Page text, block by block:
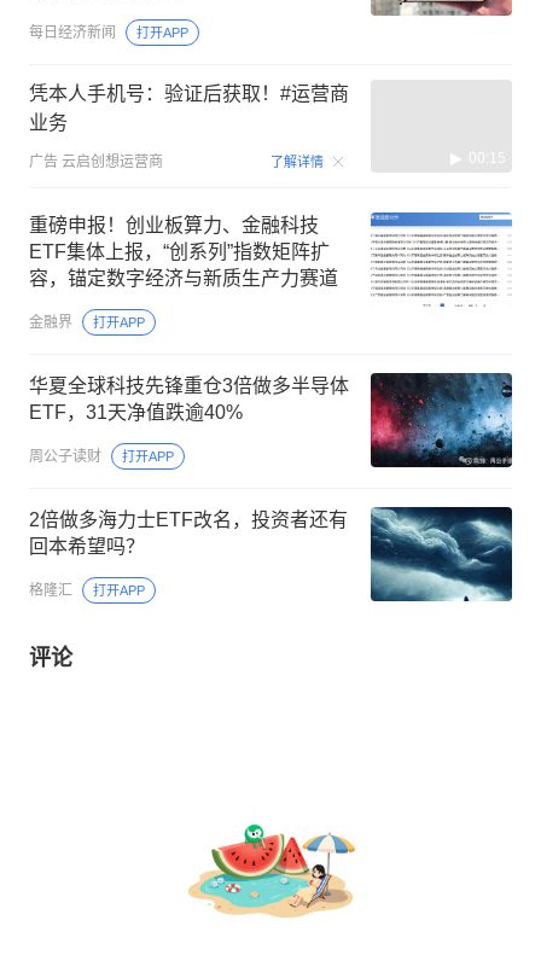
每日经济新闻 打开APP
凭本人手机号：验证后获取！#运营商
业务
广告 云启创想运营商 了解详情 00:15
重磅申报！创业板算力、金融科技
ETF集体上报，“创系列”指数矩阵扩
容，锚定数字经济与新质生产力赛道
金融界 打开APP
华夏全球科技先锋重仓3倍做多半导体
ETF，31天净值跌逾40%
周公子读财 打开APP
2倍做多海力士ETF改名，投资者还有
回本希望吗？
格隆汇 打开APP
评论